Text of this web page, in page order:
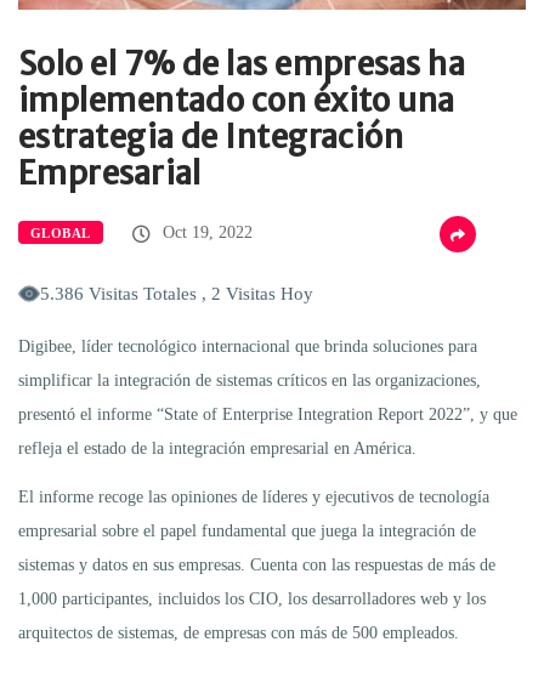
Solo el 7% de las empresas ha
implementado con éxito una
estrategia de Integración
Empresarial
GLOBAL Oct 19, 2022
5.386 Visitas Totales , 2 Visitas Hoy
Digibee, líder tecnológico internacional que brinda soluciones para
simplificar la integración de sistemas críticos en las organizaciones,
presentó el informe “State of Enterprise Integration Report 2022”, y que
refleja el estado de la integración empresarial en América.
El informe recoge las opiniones de líderes y ejecutivos de tecnología
empresarial sobre el papel fundamental que juega la integración de
sistemas y datos en sus empresas. Cuenta con las respuestas de más de
1,000 participantes, incluidos los CIO, los desarrolladores web y los
arquitectos de sistemas, de empresas con más de 500 empleados.